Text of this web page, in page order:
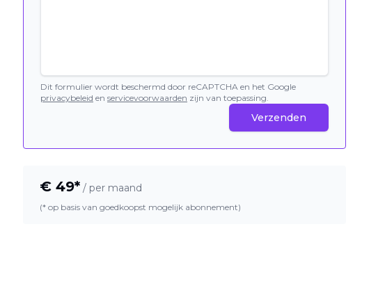
Dit formulier wordt beschermd door reCAPTCHA en het Google
privacybeleid en servicevoorwaarden zijn van toepassing.
Verzenden
€ 49* / per maand
(* op basis van goedkoopst mogelijk abonnement)